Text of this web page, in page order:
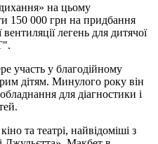
на цьому
150 000 грн на придбання
легень для дитячої
участь у благодійному
дітям. Минулого року він
для діагностики і
та театрі, найвідоміші з